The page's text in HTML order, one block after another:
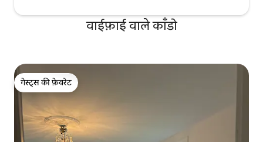
वाईफ़ाई वाले काँडो
गेस्ट्स की फ़ेवरेट
गेस्ट्स की फ़ेवरेट